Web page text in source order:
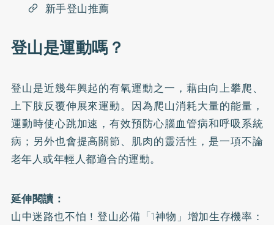
新手登山推薦
登山是運動嗎？
登山是近幾年興起的有氧運動之一，藉由向上攀爬、
上下肢反覆伸展來運動。因為爬山消耗大量的能量，
運動時使心跳加速，有效預防心腦血管病和呼吸系統
病；另外也會提高關節、肌肉的靈活性，是一項不論
老年人或年輕人都適合的運動。
延伸閱讀：
山中迷路也不怕！登山必備「1神物」增加生存機率：